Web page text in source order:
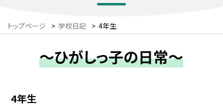
トップページ > 学校日記 > 4年生
～ひがしっ子の日常～
4年生